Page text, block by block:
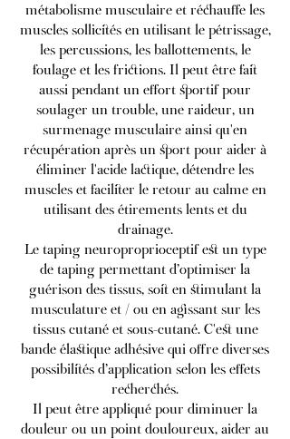
métabolisme musculaire et réchauffe les
muscles sollicités en utilisant le pétrissage,
les percussions, les ballottements, le
foulage et les frictions. Il peut être fait
aussi pendant un effort sportif pour
soulager un trouble, une raideur, un
surmenage musculaire ainsi qu'en
récupération après un sport pour aider à
éliminer l'acide lactique, détendre les
muscles et faciliter le retour au calme en
utilisant des étirements lents et du
drainage.
Le taping neuroproprioceptif est un type
de taping permettant d’optimiser la
guérison des tissus, soit en stimulant la
musculature et / ou en agissant sur les
tissus cutané et sous-cutané. C'est une
bande élastique adhésive qui offre diverses
possibilités d’application selon les effets
recherchés.
Il peut être appliqué pour diminuer la
douleur ou un point douloureux, aider au